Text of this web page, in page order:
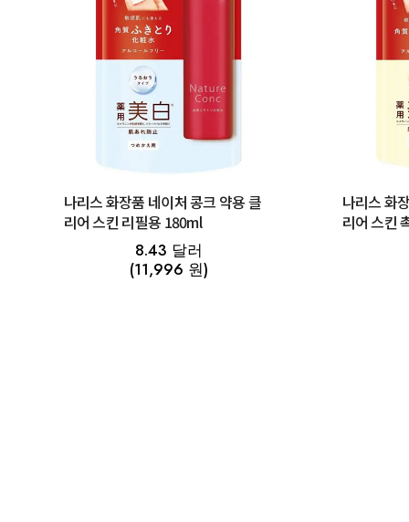
나리스 화장품 네이처 콩크 약용 클
리어 스킨 리필용 180ml
8.43 달러
(11,996 원)
나리스 화
리어 스킨